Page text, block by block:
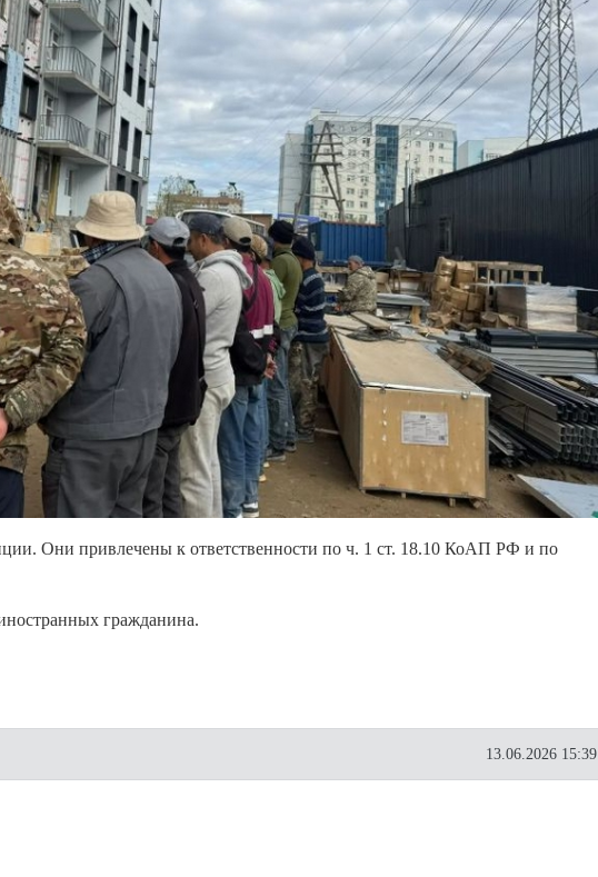
Они привлечены к ответственности по ч. 1 ст. 18.10 КоАП РФ и по
гражданина.
13.06.2026 15:39